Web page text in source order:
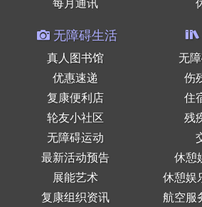
每月通讯
无障碍生活
真人图书馆
优惠速递
复康便利店
轮友小社区
无障碍运动
最新活动预告
展能艺术
复康组织资讯
无
伤
住
残
休憩
休憩娱
航空服